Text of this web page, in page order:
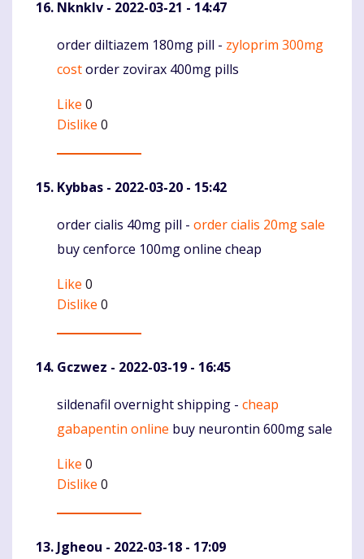
Nknklv - 2022-03-21 - 14:47
Komentaras
order diltiazem 180mg pill - zyloprim 300mg
costorder zovirax 400mg pills
Like 0
Dislike 0
Kybbas - 2022-03-20 - 15:42
Komentaras
order cialis 40mg pill - order cialis 20mg sale
buy cenforce 100mg online cheap
Like 0
Dislike 0
Gczwez - 2022-03-19 - 16:45
Komentaras
sildenafil overnight shipping - cheap
gabapentin online buy neurontin 600mg sale
Like 0
Dislike 0
Jgheou - 2022-03-18 - 17:09